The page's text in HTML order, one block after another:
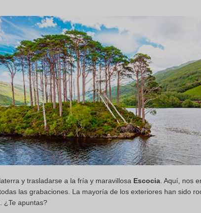
y trasladarse a la fría y maravillosa Escocia . Aquí, nos
las grabaciones. La mayoría de los exteriores han sido
¿Te apuntas?